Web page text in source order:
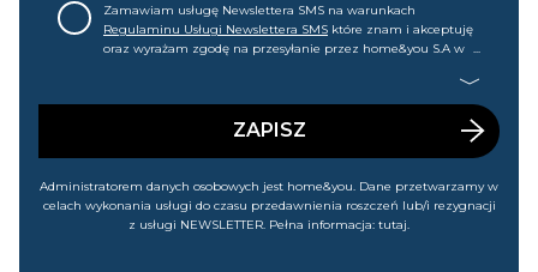
Zamawiam usługę Newslettera SMS na warunkach
Regulaminu Usługi Newslettera SMS które znam i akceptuję
oraz wyrażam zgodę na przesyłanie przez home&you S.A w
wyprzedażach). Wiem, że mogę tę zgodę w każdej chwili
ZAPISZ
Administratorem danych osobowych jest home&you. Dane przetwarzamy w
celach wykonania usługi do czasu przedawnienia roszczeń lub/i rezygnacji
z usługi NEWSLETTER. Pełna informacja: tutaj.